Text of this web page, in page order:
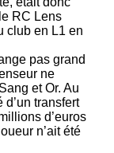
RC Lens
club en L1 en
pas grand
ne
et Or. Au
d’un transfert
d’euros
n’ait été